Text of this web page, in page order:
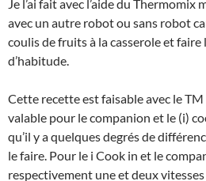
Je l’ai fait avec l’aide du Thermomix
avec un autre robot ou sans robot
coulis de fruits à la casserole et
d’habitude.
Cette recette est faisable avec le
valable pour le companion et le (i)
qu’il y a quelques degrés de
le faire. Pour le i Cook in et le
respectivement une et deux